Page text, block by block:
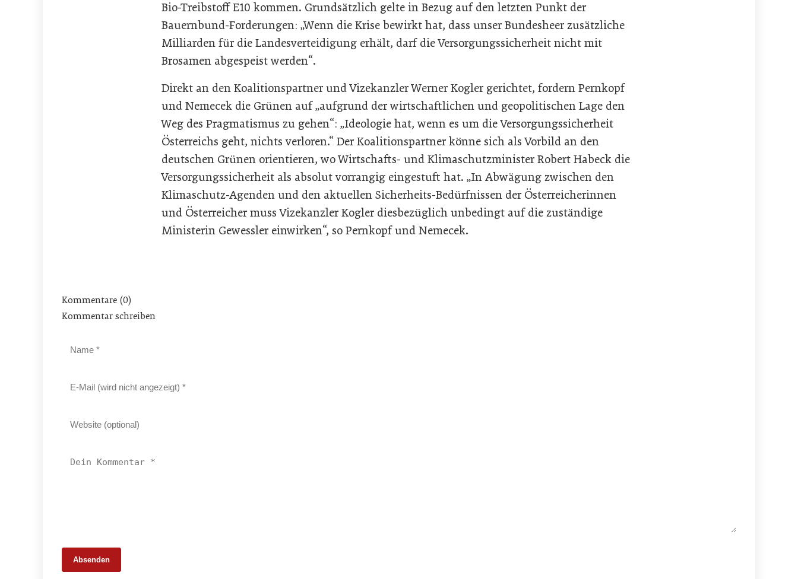
Bio-Treibstoff E10 kommen. Grundsätzlich gelte in Bezug auf den letzten Punkt der
Bauernbund-Forderungen: „Wenn die Krise bewirkt hat, dass unser Bundesheer zusätzliche
Milliarden für die Landesverteidigung erhält, darf die Versorgungssicherheit nicht mit
Brosamen abgespeist werden“.
Direkt an den Koalitionspartner und Vizekanzler Werner Kogler gerichtet, fordern Pernkopf
und Nemecek die Grünen auf „aufgrund der wirtschaftlichen und geopolitischen Lage den
Weg des Pragmatismus zu gehen“: „Ideologie hat, wenn es um die Versorgungssicherheit
Österreichs geht, nichts verloren.“ Der Koalitionspartner könne sich als Vorbild an den
deutschen Grünen orientieren, wo Wirtschafts- und Klimaschutzminister Robert Habeck die
Versorgungssicherheit als absolut vorrangig eingestuft hat. „In Abwägung zwischen den
Klimaschutz-Agenden und den aktuellen Sicherheits-Bedürfnissen der Österreicherinnen
und Österreicher muss Vizekanzler Kogler diesbezüglich unbedingt auf die zuständige
Ministerin Gewessler einwirken“, so Pernkopf und Nemecek.
Kommentare (0)
Kommentar schreiben
Absenden